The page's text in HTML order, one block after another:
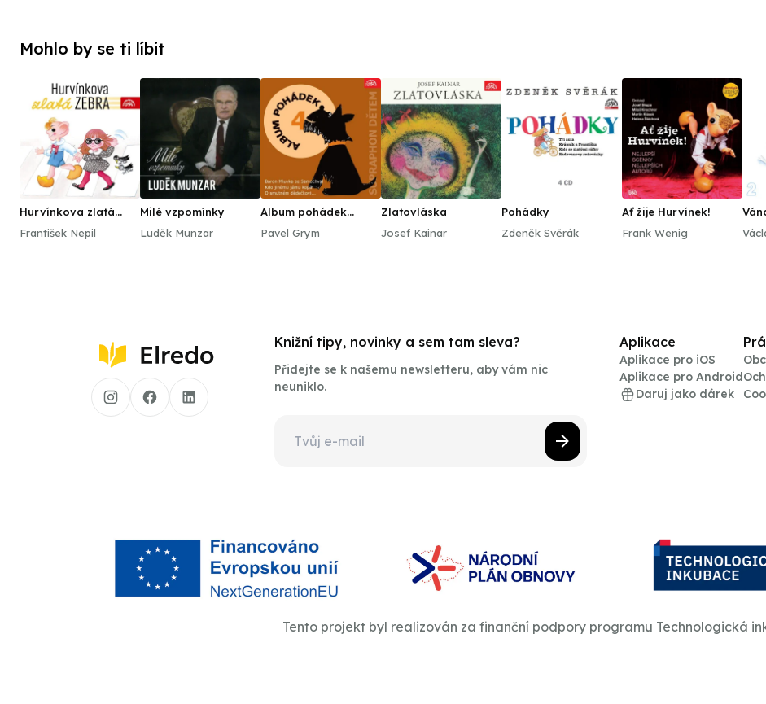
Mohlo by se ti líbit
Hurvínkova zlatá
František Nepil
Milé vzpomínky
Luděk Munzar
Album pohádek
(Baron Mluvka ze
Pavel Grym
Zlatovláska
Josef Kainar
Pohádky
Zdeněk Svěrák
Ať žije Hurvínek!
Frank Wenig
Knižní tipy, novinky a sem tam sleva?
Přidejte se k našemu newsletteru, aby vám nic
neuniklo.
Aplikace
Aplikace pro iOS
Aplikace pro Android
Daruj jako dárek
Tento projekt byl realizován za finanční podpory programu Technologická